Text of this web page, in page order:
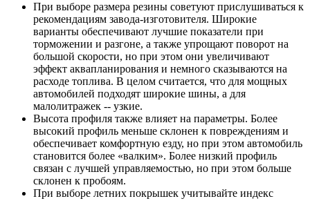
При выборе размера резины советуют прислушиваться к
рекомендациям завода-изготовителя. Широкие
варианты обеспечивают лучшие показатели при
торможении и разгоне, а также упрощают поворот на
большой скорости, но при этом они увеличивают
эффект аквапланирования и немного сказываются на
расходе топлива. В целом считается, что для мощных
автомобилей подходят широкие шины, а для
малолитражек -- узкие.
Высота профиля также влияет на параметры. Более
высокий профиль меньше склонен к повреждениям и
обеспечивает комфортную езду, но при этом автомобиль
становится более «валким». Более низкий профиль
связан с лучшей управляемостью, но при этом больше
склонен к пробоям.
При выборе летних покрышек учитывайте индекс